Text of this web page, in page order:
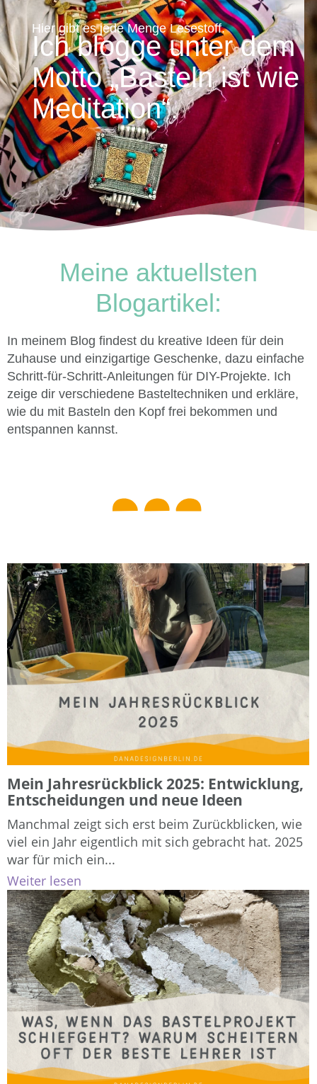
Hier gibt es jede Menge Lesestoff.
Ich blogge unter dem
Motto „Basteln ist wie
Meditation“.
Meine aktuellsten
Blogartikel:
In meinem Blog findest du kreative Ideen für dein
Zuhause und einzigartige Geschenke, dazu einfache
Schritt-für-Schritt-Anleitungen für DIY-Projekte. Ich
zeige dir verschiedene Basteltechniken und erkläre,
wie du mit Basteln den Kopf frei bekommen und
entspannen kannst.
Mein Jahresrückblick 2025: Entwicklung,
Entscheidungen und neue Ideen
Manchmal zeigt sich erst beim Zurückblicken, wie
viel ein Jahr eigentlich mit sich gebracht hat. 2025
war für mich ein...
Weiter lesen